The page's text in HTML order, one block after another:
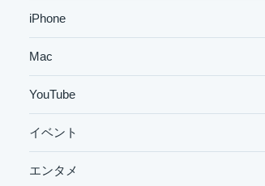
iPhone
Mac
YouTube
イベント
エンタメ